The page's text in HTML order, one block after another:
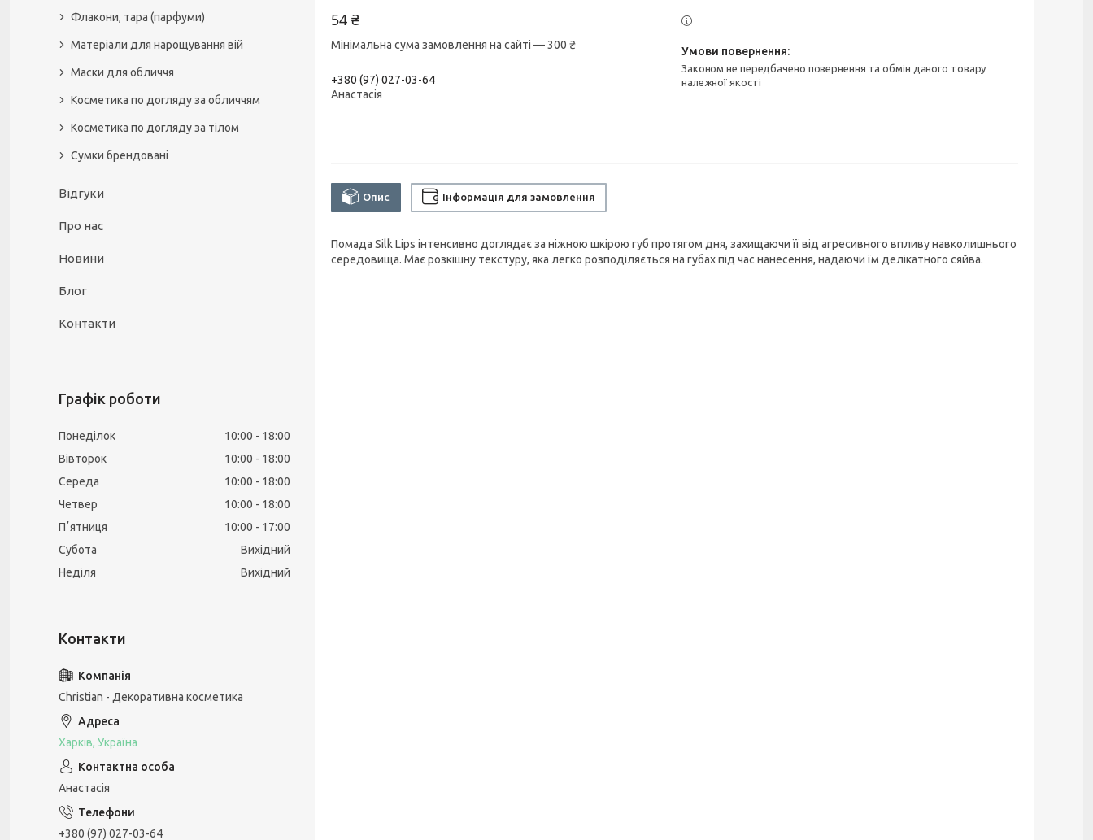
54 ₴
Мінімальна сума замовлення на сайті — 300 ₴
+380 (97) 027-03-64
Анастасія
Законом не передбачено повернення та обмін даного товару
належної якості
Опис Інформація для замовлення
Помада Silk Lips інтенсивно доглядає за ніжною шкірою губ протягом дня, захищаючи її від агресивного впливу навколишнього
середовища. Має розкішну текстуру, яка легко розподіляється на губах під час нанесення, надаючи їм делікатного сяйва.
Флакони, тара (парфуми)
Матеріали для нарощування вій
Маски для обличчя
Косметика по догляду за обличчям
Косметика по догляду за тілом
Сумки брендовані
Відгуки
Про нас
Новини
Блог
Контакти
Графік роботи
Понеділок 10:00
18:00
Вівторок
10:00
18:00
Середа
10:00
18:00
Четвер
10:00
18:00
Пʼятниця
10:00
17:00
Субота
Вихідний
Неділя
Вихідний
Christian - Декоративна косметика
Харків, Україна
Анастасія
+380 (97) 027-03-64